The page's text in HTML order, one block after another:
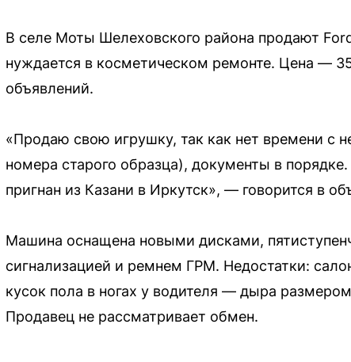
В селе Моты Шелеховского района продают
нуждается в косметическом ремонте. Цена —
объявлений.
«Продаю свою игрушку, так как нет времени с
номера старого образца), документы в
пригнан из Казани в Иркутск», — говорится в
Машина оснащена новыми дисками,
сигнализацией и ремнем ГРМ. Недостатки:
кусок пола в ногах у водителя — дыра
Продавец не рассматривает обмен.